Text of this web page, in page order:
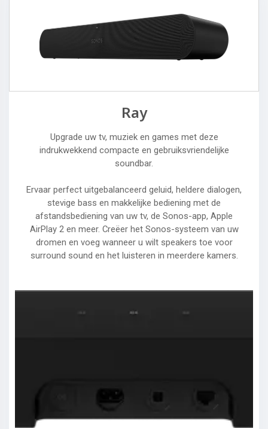
Ray
Upgrade uw tv, muziek en games met deze
indrukwekkend compacte en gebruiksvriendelijke
soundbar.
Ervaar perfect uitgebalanceerd geluid, heldere dialogen,
stevige bass en makkelijke bediening met de
afstandsbediening van uw tv, de Sonos-app, Apple
AirPlay 2 en meer. Creëer het Sonos-systeem van uw
dromen en voeg wanneer u wilt speakers toe voor
surround sound en het luisteren in meerdere kamers.